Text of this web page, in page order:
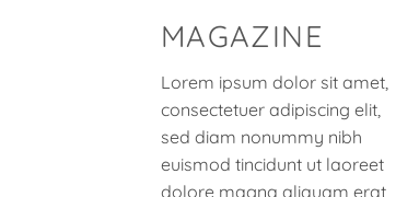
MAGAZINE
Lorem ipsum dolor sit amet,
consectetuer adipiscing elit,
sed diam nonummy nibh
euismod tincidunt ut laoreet
dolore magna aliquam erat